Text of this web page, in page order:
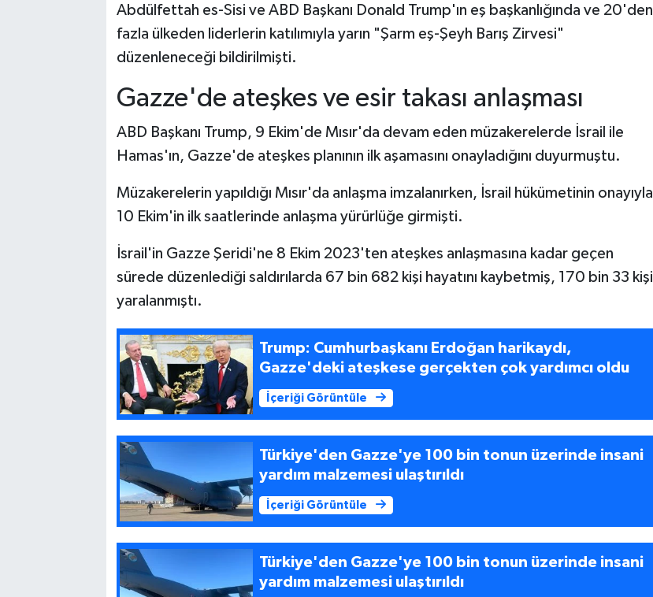
Abdülfettah es-Sisi ve ABD Başkanı Donald Trump'ın eş başkanlığında ve 20'den
fazla ülkeden liderlerin katılımıyla yarın "Şarm eş-Şeyh Barış Zirvesi"
düzenleneceği bildirilmişti.
Gazze'de ateşkes ve esir takası anlaşması
ABD Başkanı Trump, 9 Ekim'de Mısır'da devam eden müzakerelerde İsrail ile
Hamas'ın, Gazze'de ateşkes planının ilk aşamasını onayladığını duyurmuştu.
Müzakerelerin yapıldığı Mısır'da anlaşma imzalanırken, İsrail hükümetinin onayıyla
10 Ekim'in ilk saatlerinde anlaşma yürürlüğe girmişti.
İsrail'in Gazze Şeridi'ne 8 Ekim 2023'ten ateşkes anlaşmasına kadar geçen
sürede düzenlediği saldırılarda 67 bin 682 kişi hayatını kaybetmiş, 170 bin 33 kişi
yaralanmıştı.
Trump: Cumhurbaşkanı Erdoğan harikaydı,
Gazze'deki ateşkese gerçekten çok yardımcı oldu
İçeriği Görüntüle
Türkiye'den Gazze'ye 100 bin tonun üzerinde insani
yardım malzemesi ulaştırıldı
İçeriği Görüntüle
Türkiye'den Gazze'ye 100 bin tonun üzerinde insani
yardım malzemesi ulaştırıldı